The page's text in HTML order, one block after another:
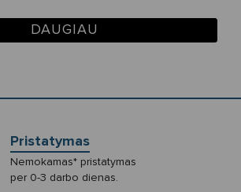
DAUGIAU
Pristatymas
Nemokamas* pristatymas
per 0-3 darbo dienas.